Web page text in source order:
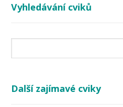
Vyhledávání cviků
Další zajímavé cviky